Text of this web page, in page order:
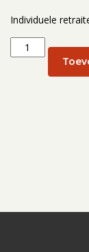
Individuele
Individuele
retraite